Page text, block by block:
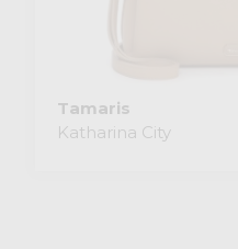
Tamaris
Katharina City